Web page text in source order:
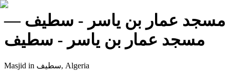
مسجد عمار بن ياسر - سطيف —
مسجد عمار بن ياسر - سطيف
Masjid
in سطيف, Algeria